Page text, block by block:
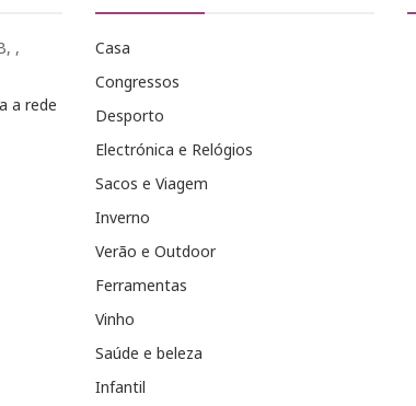
,
a rede
Casa
Congressos
Desporto
Electrónica e Relógios
Sacos e Viagem
Inverno
Verão e Outdoor
Ferramentas
Vinho
Saúde e beleza
Infantil